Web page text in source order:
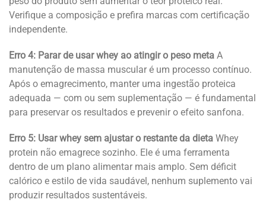
Verifique a composição e prefira marcas com certificação
independente.
Erro 4: Parar de usar whey ao atingir o peso meta A
manutenção de massa muscular é um processo contínuo.
Após o emagrecimento, manter uma ingestão proteica
adequada — com ou sem suplementação — é fundamental
para preservar os resultados e prevenir o efeito sanfona.
Erro 5: Usar whey sem ajustar o restante da dieta Whey
protein não emagrece sozinho. Ele é uma ferramenta
dentro de um plano alimentar mais amplo. Sem déficit
calórico e estilo de vida saudável, nenhum suplemento vai
produzir resultados sustentáveis.